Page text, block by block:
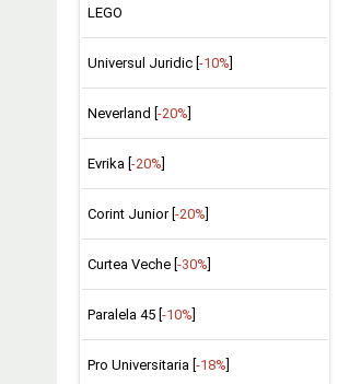
LEGO
Universul Juridic [ -10%
Neverland [ -20%
Evrika [ -20%
Corint Junior [ -20%
Curtea Veche [ -30%
Paralela 45 [-10%]
Pro Universitaria [-18%]